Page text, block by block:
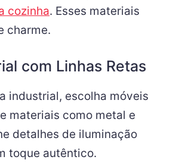
cozinha. Esses materiais
charme.
com Linhas Retas
industrial, escolha móveis
materiais como metal e
detalhes de iluminação
toque autêntico.